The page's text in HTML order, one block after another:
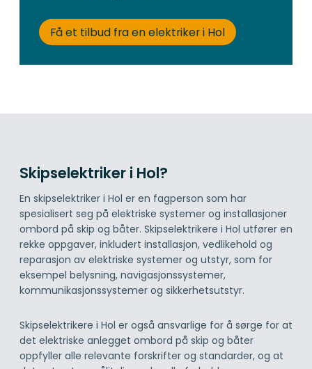
Få et tilbud fra en elektriker i Hol
Skipselektriker i Hol?
En skipselektriker i Hol er en fagperson som har
spesialisert seg på elektriske systemer og installasjoner
ombord på skip og båter. Skipselektrikere i Hol utfører en
rekke oppgaver, inkludert installasjon, vedlikehold og
reparasjon av elektriske systemer og utstyr, som for
eksempel belysning, navigasjonssystemer,
kommunikasjonssystemer og sikkerhetsutstyr.
Skipselektrikere i Hol er også ansvarlige for å sørge for at
det elektriske anlegget ombord på skip og båter
oppfyller alle relevante forskrifter og standarder, og at